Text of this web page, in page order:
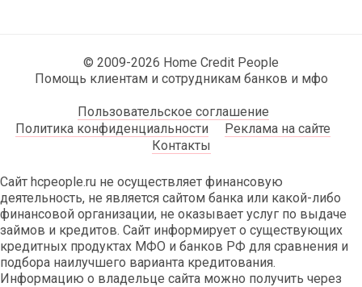
© 2009-2026 Home Credit People
Помощь клиентам и сотрудникам банков и мфо
Пользовательское соглашение
Политика конфиденциальности
Реклама на сайте
Контакты
Сайт hcpeople.ru не осуществляет финансовую
деятельность, не является сайтом банка или какой-либо
финансовой организации, не оказывает услуг по выдаче
займов и кредитов. Сайт информирует о существующих
кредитных продуктах МФО и банков РФ для сравнения и
подбора наилучшего варианта кредитования.
Информацию о владельце сайта можно получить через